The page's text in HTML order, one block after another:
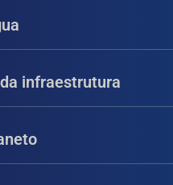
infraestrutura